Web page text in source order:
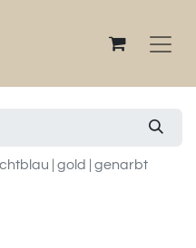
| gold | genarbt